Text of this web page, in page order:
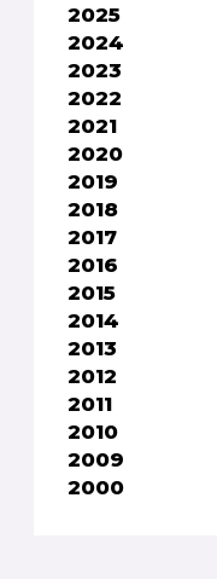
2025
2024
2023
2022
2021
2020
2019
2018
2017
2016
2015
2014
2013
2012
2011
2010
2009
2000